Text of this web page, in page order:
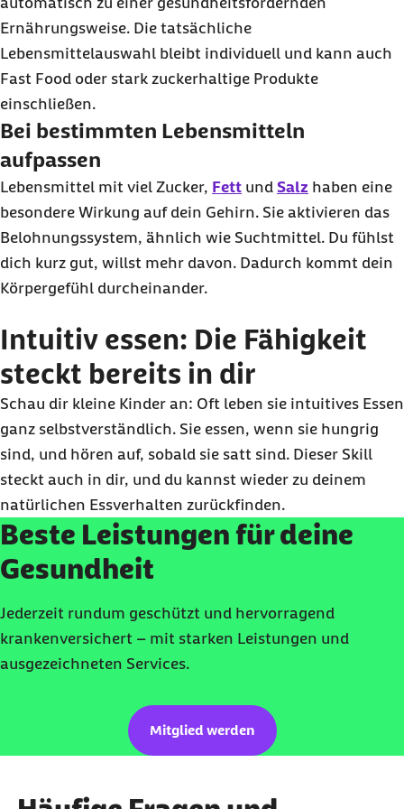
Ernährungsweise. Die tatsächliche
Lebensmittelauswahl bleibt individuell und kann auch
Fast Food oder stark zuckerhaltige Produkte
einschließen.
Bei bestimmten Lebensmitteln
aufpassen
Lebensmittel mit viel Zucker, Fett und Salz haben eine
besondere Wirkung auf dein Gehirn. Sie aktivieren das
Belohnungssystem, ähnlich wie Suchtmittel. Du fühlst
dich kurz gut, willst mehr davon. Dadurch kommt dein
Körpergefühl durcheinander.
Intuitiv essen: Die Fähigkeit
steckt bereits in dir
Schau dir kleine Kinder an: Oft leben sie intuitives Essen
ganz selbstverständlich. Sie essen, wenn sie hungrig
sind, und hören auf, sobald sie satt sind. Dieser Skill
steckt auch in dir, und du kannst wieder zu deinem
natürlichen Essverhalten zurückfinden.
Beste Leistungen für deine
Gesundheit
Jederzeit rundum geschützt und hervorragend
krankenversichert – mit starken Leistungen und
ausgezeichneten Services.
Mitglied werden